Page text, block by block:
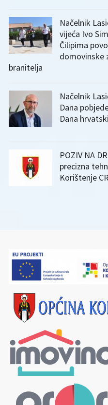
Načelnik
vijeća Ivo
Čilipima
domovinske
branitelja
Načelnik
Dana
Dana
POZIV NA
precizna
Korištenje